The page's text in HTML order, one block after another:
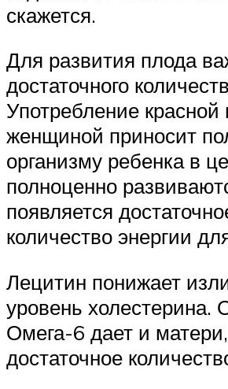
скажется.
Для развития плода
достаточного
Употребление красной
женщиной приносит
организму ребенка в
полноценно
появляется
количество энергии
Лецитин понижает
уровень холестерина.
Омега-6 дает и
достаточное